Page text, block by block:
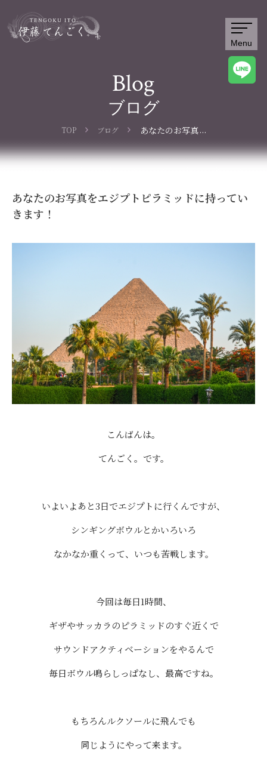
Menu
Blog
ブログ
TOP ブログ
あなたのお写真
ミッドに持って
...
あなたのお写真をエジプトピラミッドに持ってい
きます！
こんばんは。
てんごく。です。
いよいよあと3日でエジプトに行くんですが、
シンギングボウルとかいろいろ
なかなか重くって、いつも苦戦します。
今回は毎日1時間、
ギザやサッカラのピラミッドのすぐ近くで
サウンドアクティベーションをやるんで
毎日ボウル鳴らしっぱなし、最高ですね。
もちろんルクソールに飛んでも
同じようにやって来ます。